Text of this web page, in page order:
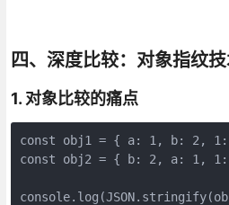
四、深度比较：对象指纹
1. 对象比较的痛点
const obj1 = { a: 1, b: 2,
const obj2 = { b: 2, a: 1,